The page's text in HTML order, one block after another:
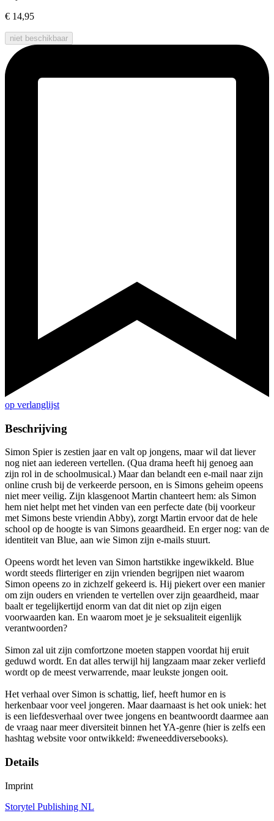
€ 14,95
niet beschikbaar
op verlanglijst
Beschrijving
Simon Spier is zestien jaar en valt op jongens, maar wil dat liever
nog niet aan iedereen vertellen. (Qua drama heeft hij genoeg aan
zijn rol in de schoolmusical.) Maar dan belandt een e-mail naar zijn
online crush bij de verkeerde persoon, en is Simons geheim opeens
niet meer veilig. Zijn klasgenoot Martin chanteert hem: als Simon
hem niet helpt met het vinden van een perfecte date (bij voorkeur
met Simons beste vriendin Abby), zorgt Martin ervoor dat de hele
school op de hoogte is van Simons geaardheid. En erger nog: van de
identiteit van Blue, aan wie Simon zijn e-mails stuurt.
Opeens wordt het leven van Simon hartstikke ingewikkeld. Blue
wordt steeds flirteriger en zijn vrienden begrijpen niet waarom
Simon opeens zo in zichzelf gekeerd is. Hij piekert over een manier
om zijn ouders en vrienden te vertellen over zijn geaardheid, maar
baalt er tegelijkertijd enorm van dat dit niet op zijn eigen
voorwaarden kan. En waarom moet je je seksualiteit eigenlijk
verantwoorden?
Simon zal uit zijn comfortzone moeten stappen voordat hij eruit
geduwd wordt. En dat alles terwijl hij langzaam maar zeker verliefd
wordt op de meest verwarrende, maar leukste jongen ooit.
Het verhaal over Simon is schattig, lief, heeft humor en is
herkenbaar voor veel jongeren. Maar daarnaast is het ook uniek: het
is een liefdesverhaal over twee jongens en beantwoordt daarmee aan
de vraag naar meer diversiteit binnen het YA-genre (hier is zelfs een
hashtag website voor ontwikkeld: #weneeddiversebooks).
Details
Imprint
Storytel Publishing NL